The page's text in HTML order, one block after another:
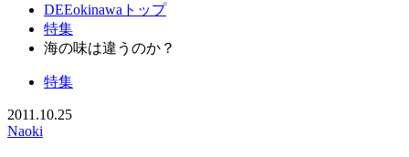
DEEokinawaトップ
特集
海の味は違うのか？
特集
2011.10.25
Naoki